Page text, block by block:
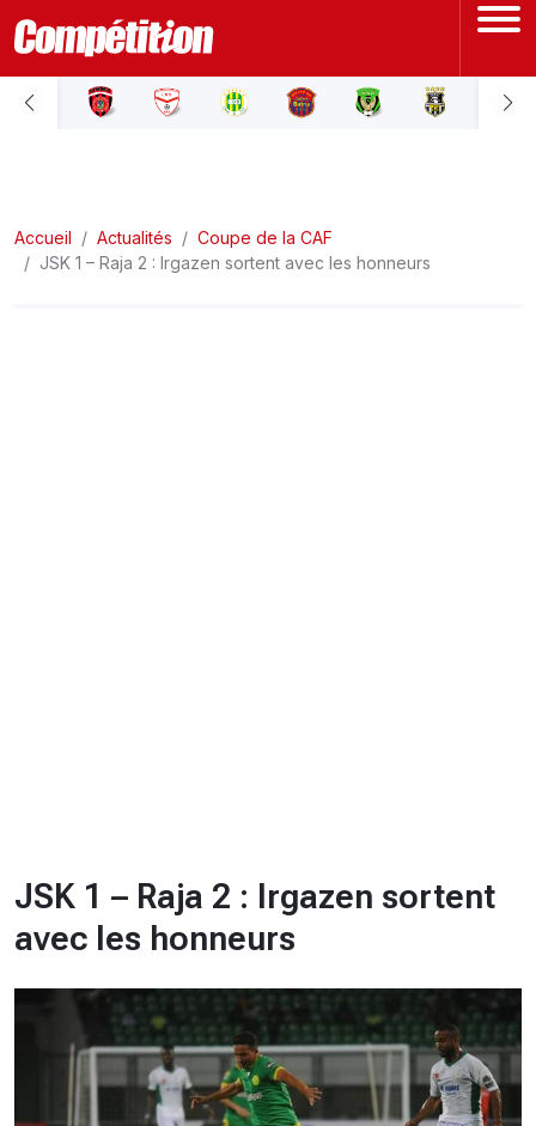
ACCUEIL
LIGUE 2
Accueil Actualités
Coupe de la CAF
JSK 1 – Raja 2 : Irgazen sortent avec les honneurs
JSK 1 – Raja 2 : Irgazen sortent
avec les honneurs